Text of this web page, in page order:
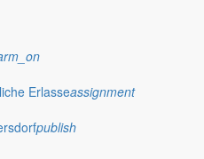
Erlasseassignment
publish
viele Informationen
amtlich im “Schöpsboten –
Belange der Region und des